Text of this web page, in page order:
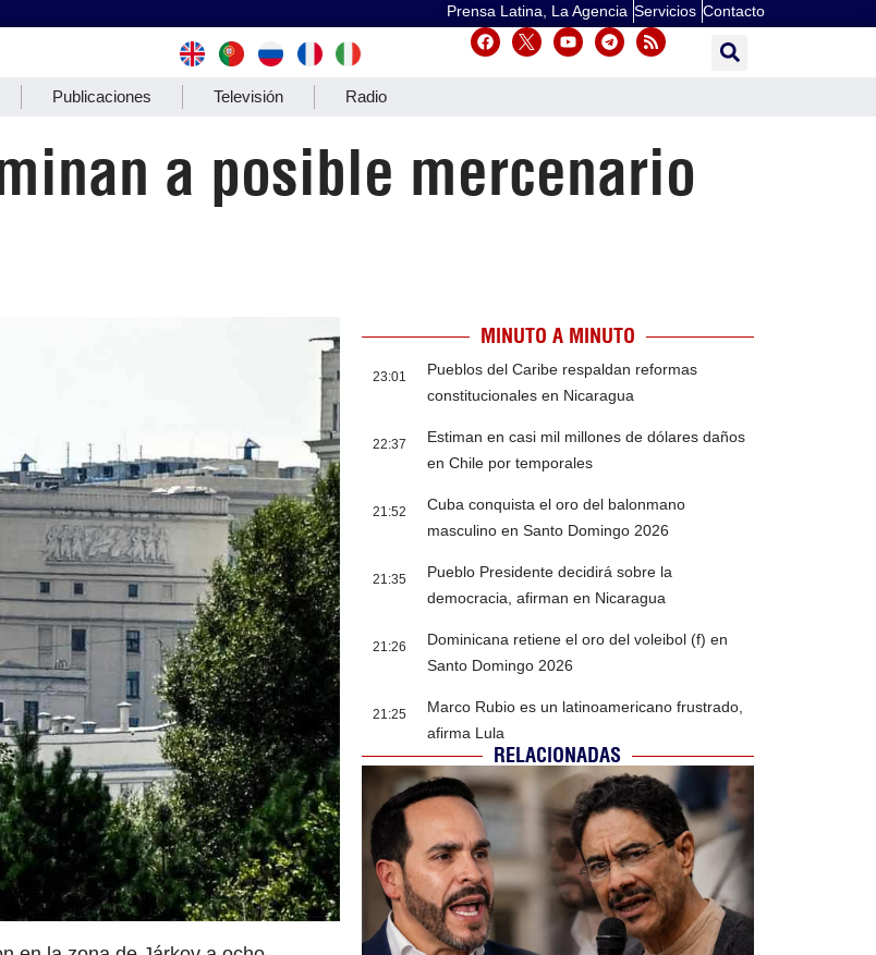
Prensa Latina, La Agencia Servicios Contacto
Publicaciones Televisión Radio
a posible mercenario
MINUTO A MINUTO
23:01
Pueblos del Caribe respaldan reformas
constitucionales en Nicaragua
22:37
Estiman en casi mil millones de dólares daños
en Chile por temporales
21:52
Cuba conquista el oro del balonmano
masculino en Santo Domingo 2026
21:35
Pueblo Presidente decidirá sobre la
democracia, afirman en Nicaragua
21:26
Dominicana retiene el oro del voleibol (f) en
Santo Domingo 2026
21:25
Marco Rubio es un latinoamericano frustrado,
afirma Lula
RELACIONADAS